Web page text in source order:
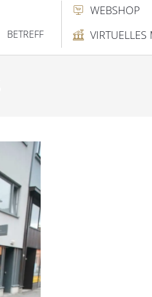
BETREFF
WEBSHOP